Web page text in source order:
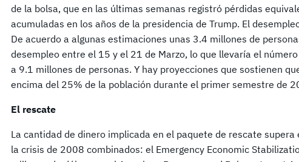
de la bolsa, que en las últimas semanas registró pérdidas
acumuladas en los años de la presidencia de Trump. El
De acuerdo a algunas estimaciones unas 3.4 millones de
desempleo entre el 15 y el 21 de Marzo, lo que llevaría el
a 9.1 millones de personas. Y hay proyecciones que sostienen
encima del 25% de la población durante el primer semestre de
El rescate
La cantidad de dinero implicada en el paquete de rescate
la crisis de 2008 combinados: el Emergency Economic